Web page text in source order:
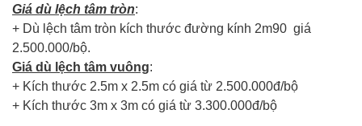
Giá dù lệch tâm tròn:
+ Dù lệch tâm tròn kích thước đường kính 2m90 giá
2.500.000/bộ.
Giá dù lệch tâm vuông:
+ Kích thước 2.5m x 2.5m có giá từ 2.500.000đ/bộ
+ Kích thước 3m x 3m có giá từ 3.300.000đ/bộ